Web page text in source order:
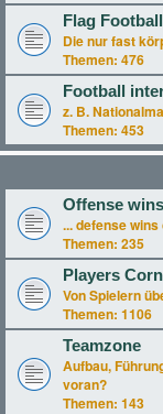
Flag Football
Die nur fast
Themen: 476
Football
z. B.
Themen: 453
Offense
... defense
Themen: 235
Players
Von Spielern
Themen: 1106
Teamzone
Aufbau,
voran?
Themen: 143